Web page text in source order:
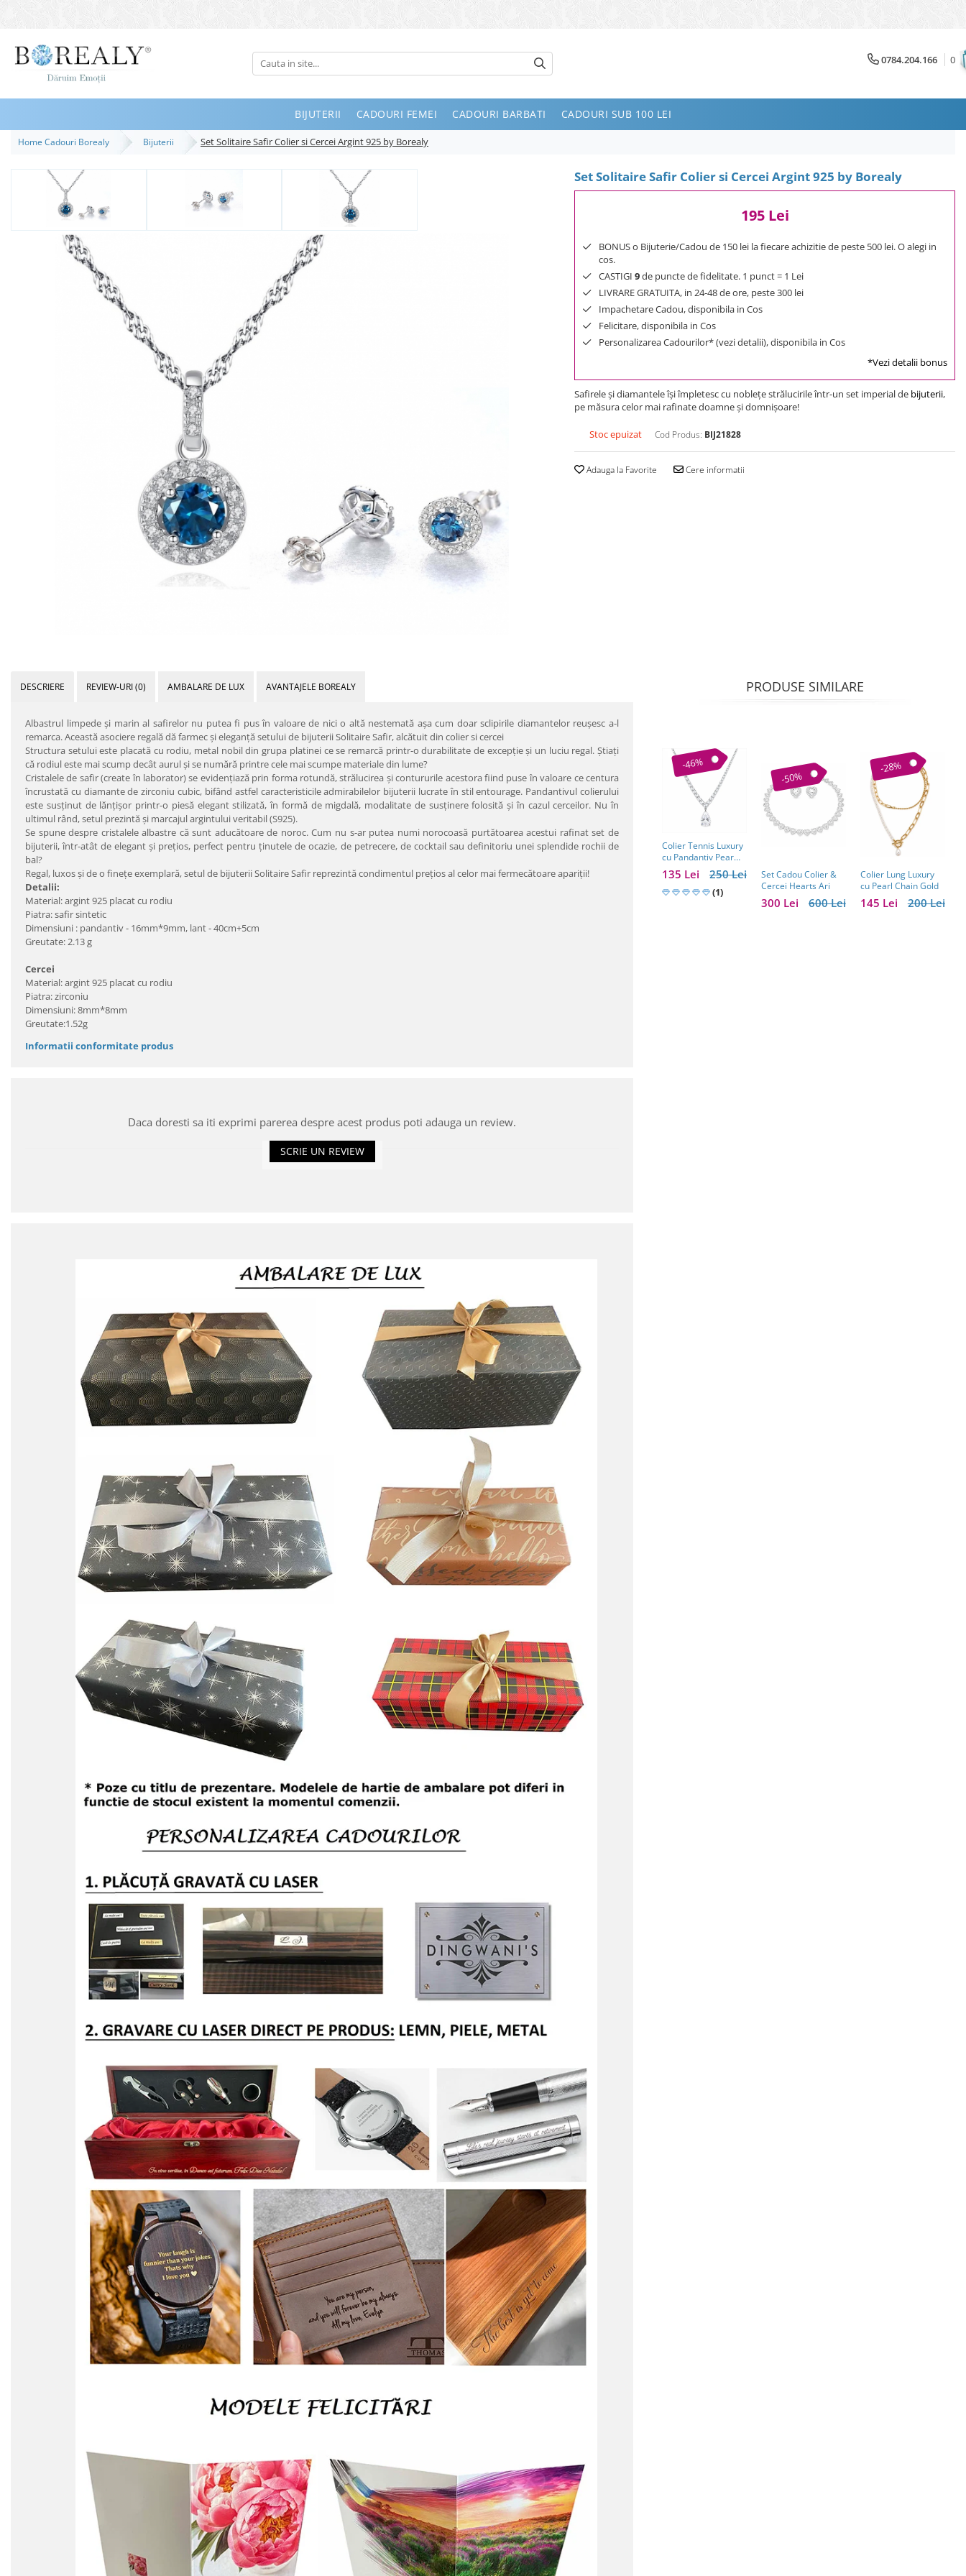
Bijuterii
Inele
Bratari
Destinatari
0784.204.166 0
BIJUTERII CADOURI FEMEI CADOURI BARBATI CADOURI SUB 100 LEI
Home Cadouri Borealy Bijuterii Set Solitaire Safir Colier si Cercei Argint 925 by Borealy
Set Solitaire Safir Colier si Cercei Argint 925 by Borealy
195 Lei
BONUS o Bijuterie/Cadou de 150 lei la fiecare achizitie de peste 500 lei. O alegi in
cos.
CASTIGI 9de puncte de fidelitate. 1 punct = 1 Lei
LIVRARE GRATUITA, in 24-48 de ore, peste 300 lei
Impachetare Cadou, disponibila in Cos
Felicitare, disponibila in Cos
Personalizarea Cadourilor* (vezi detalii), disponibila in Cos
*Vezi detalii bonus
Safirele şi diamantele îşi împletesc cu nobleţe strălucirile într-un set imperial de bijuterii,
pe măsura celor mai rafinate doamne şi domnişoare!
Stoc epuizat Cod Produs: BIJ21828
Adauga la Favorite Cere informatii
DESCRIERE REVIEW-URI(0) AMBALARE DE LUX AVANTAJELE BOREALY
Albastrul limpede şi marin al safirelor nu putea fi pus în valoare de nici o altă nestemată aşa cum doar sclipirile diamantelor reuşesc a-l
remarca. Această asociere regală dă farmec şi eleganţă setului de bijuterii Solitaire Safir, alcătuit din colier si cercei
Structura setului este placată cu rodiu, metal nobil din grupa platinei ce se remarcă printr-o durabilitate de excepţie şi un luciu regal. Ştiaţi
că rodiul este mai scump decât aurul şi se numără printre cele mai scumpe materiale din lume?
Cristalele de safir (create în laborator) se evidenţiază prin forma rotundă, strălucirea şi contururile acestora fiind puse în valoare ce centura
încrustată cu diamante de zirconiu cubic, bifând astfel caracteristicile admirabilelor bijuterii lucrate în stil entourage. Pandantivul colierului
este susţinut de lănţişor printr-o piesă elegant stilizată, în formă de migdală, modalitate de susţinere folosită şi în cazul cerceilor. Nu în
ultimul rând, setul prezintă şi marcajul argintului veritabil (S925).
Se spune despre cristalele albastre că sunt aducătoare de noroc. Cum nu s-ar putea numi norocoasă purtătoarea acestui rafinat set de
bijuterii, într-atât de elegant şi preţios, perfect pentru ţinutele de ocazie, de petrecere, de cocktail sau definitoriu unei splendide rochii de
bal?
Regal, luxos şi de o fineţe exemplară, setul de bijuterii Solitaire Safir reprezintă condimentul preţios al celor mai fermecătoare apariţii!
Detalii:
Material: argint 925 placat cu rodiu
Piatra: safir sintetic
Dimensiuni : pandantiv - 16mm*9mm, lant - 40cm+5cm
Greutate: 2.13 g
Cercei
Material: argint 925 placat cu rodiu
Piatra: zirconiu
Dimensiuni: 8mm*8mm
Greutate:1.52g
Informatii conformitate produs
Daca doresti sa iti exprimi parerea despre acest produs poti adauga un review.
SCRIE UN REVIEW
PRODUSE SIMILARE
-46%
Colier Tennis Luxury
cu Pandantiv Pear
Cut – Eleganță
Atemporală 250 Lei
135 Lei
(1)
-50%
Set Cadou Colier &
Cercei Hearts Ari
600 Lei
300 Lei
-28%
Colier Lung Luxury
cu Pearl Chain Gold
200 Lei
145 Lei